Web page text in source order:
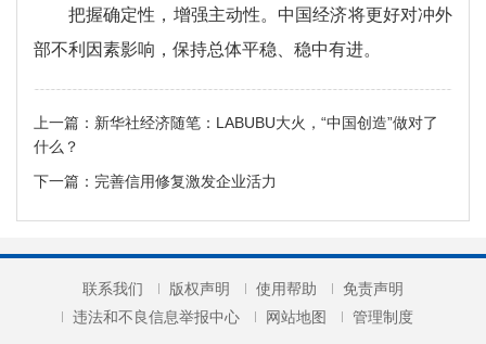
把握确定性，增强主动性。中国经济将更好对冲外
部不利因素影响，保持总体平稳、稳中有进。
上一篇： 新华社经济随笔：LABUBU大火，“中国创造”做对了
什么？
下一篇： 完善信用修复激发企业活力
联系我们 版权声明 使用帮助
免责声明
违法和不良信息举报中心
网站地图 管理制度